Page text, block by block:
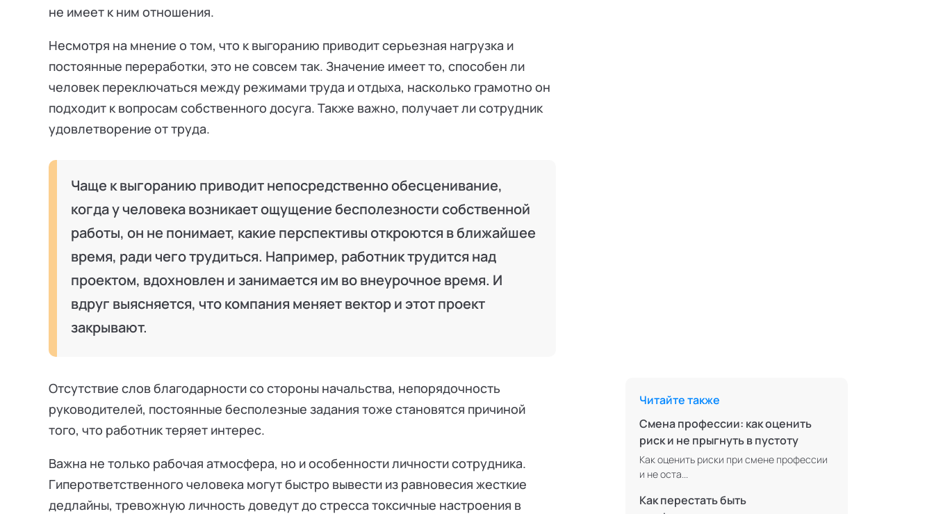
не имеет к ним отношения.
Несмотря на мнение о том, что к выгоранию приводит серьезная нагрузка и
постоянные переработки, это не совсем так. Значение имеет то, способен ли
человек переключаться между режимами труда и отдыха, насколько грамотно он
подходит к вопросам собственного досуга. Также важно, получает ли сотрудник
удовлетворение от труда.
Чаще к выгоранию приводит непосредственно обесценивание,
когда у человека возникает ощущение бесполезности собственной
работы, он не понимает, какие перспективы откроются в ближайшее
время, ради чего трудиться. Например, работник трудится над
проектом, вдохновлен и занимается им во внеурочное время. И
вдруг выясняется, что компания меняет вектор и этот проект
закрывают.
Отсутствие слов благодарности со стороны начальства, непорядочность
руководителей, постоянные бесполезные задания тоже становятся причиной
того, что работник теряет интерес.
Важна не только рабочая атмосфера, но и особенности личности сотрудника.
Гиперответственного человека могут быстро вывести из равновесия жесткие
дедлайны, тревожную личность доведут до стресса токсичные настроения в
Читайте также
Смена профессии: как оценить
риск и не прыгнуть в пустоту
Как оценить риски при смене профессии
и не оста...
Как перестать быть